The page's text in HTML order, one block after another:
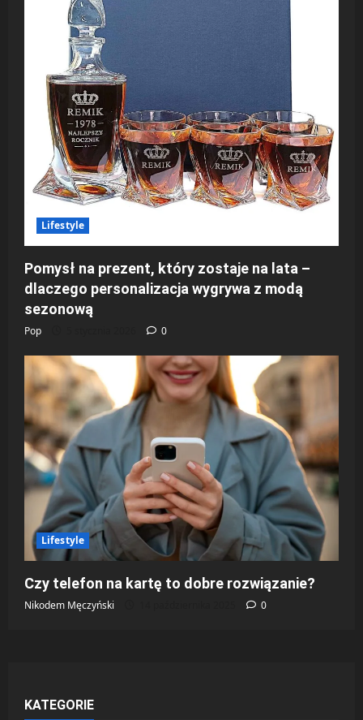
Lifestyle
Pomysł na prezent, który zostaje na lata –
dlaczego personalizacja wygrywa z modą
sezonową
Pop 0
Lifestyle
Czy telefon na kartę to dobre rozwiązanie?
Nikodem Męczyński 0
KATEGORIE